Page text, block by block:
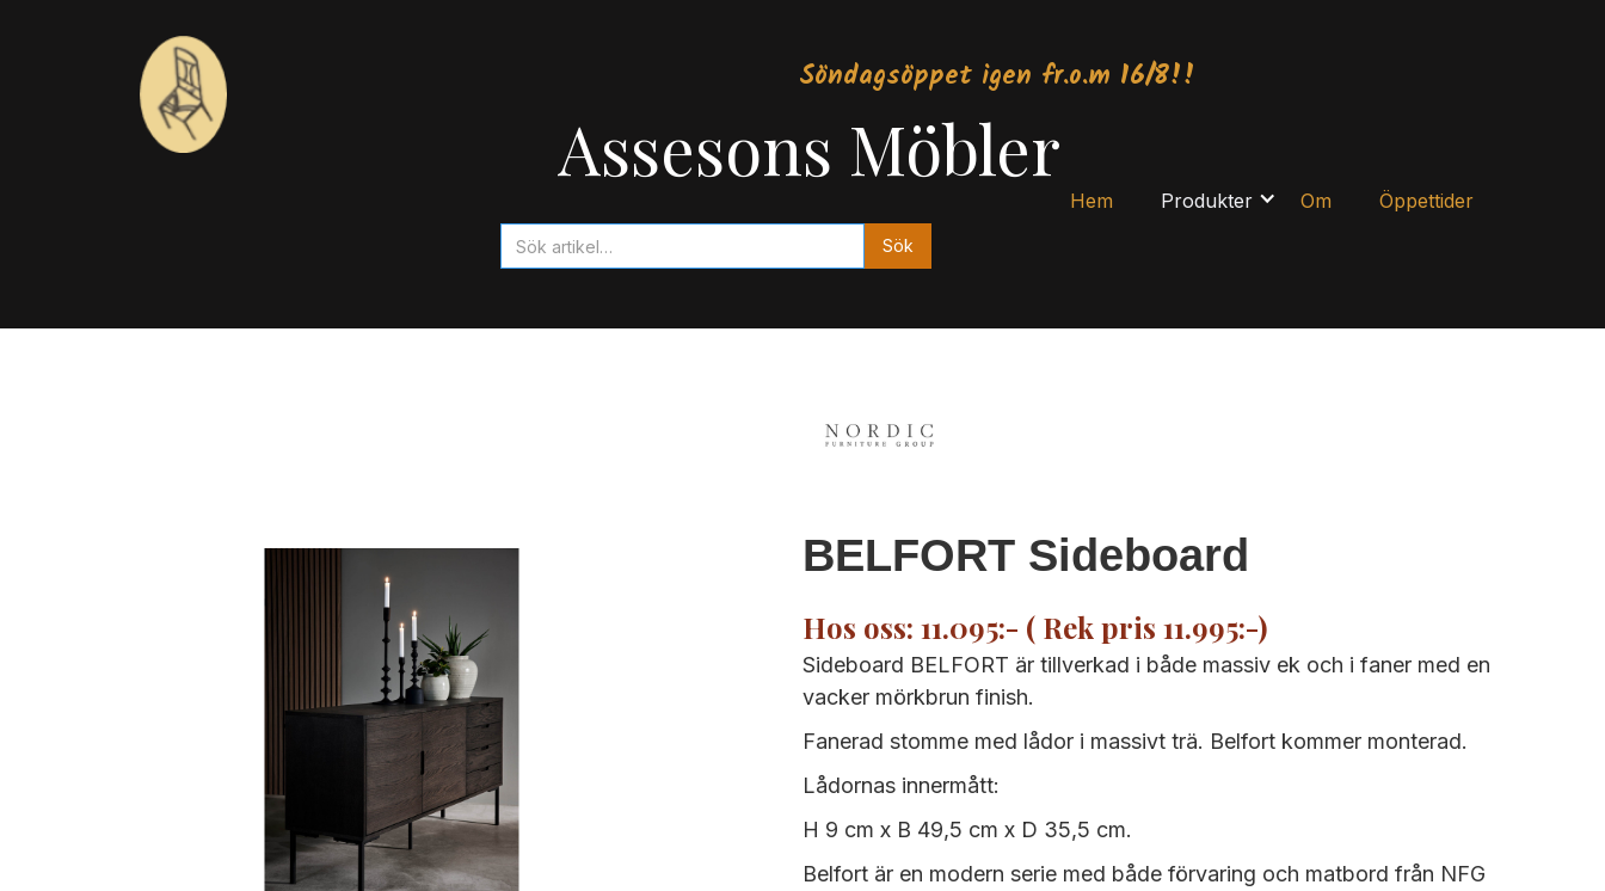
Söndagsöppet igen fr.o.m 16/8!!
Assesons Möbler
Hem Produkter Om Öppettider
BELFORT Sideboard
‍Hos oss: 11.095:- ( Rek pris 11.995:-)
Sideboard BELFORT är tillverkad i både massiv ek och i faner med en
vacker mörkbrun finish.
Fanerad stomme med lådor i massivt trä. Belfort kommer monterad.
Lådornas innermått:
H 9 cm x B 49,5 cm x D 35,5 cm.
Belfort är en modern serie med både förvaring och matbord från NFG